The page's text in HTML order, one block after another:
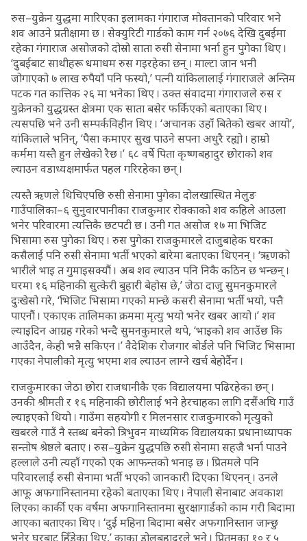
रुस–युक्रेन युद्धमा मारिएका इलामका गंगाराज मोक्तानको परिवार भने
शव आउने प्रतीक्षामा छ । सेक्युरिटी गार्डको काम गर्न २०७६ देखि दुबईमा
रहेका गंगाराज असोजको दोस्रो साता रुसी सेनामा भर्ना हुन पुगेका थिए ।
‘दुबईबाट साथीहरू धमाधम रुस गइरहेका छन् । माल्टा जान भनी
जोगाएको ७ लाख रुपैयाँ पनि फस्यो,’ पत्नी यांकिलालाई गंगाराजले अन्तिम
पटक गत कात्तिक २६ मा भनेका थिए । उक्त संवादमा गंगाराजले रुस र
युक्रेनको युद्धग्रस्त क्षेत्रमा एक साता बसेर फर्किएको बताएका थिए ।
त्यसपछि भने उनी सम्पर्कविहीन थिए । ‘अचानक उहाँ बितेको खबर आयो’,
यांकिलाले भनिन्, ‘पैसा कमाएर सुख पाउने सपना अधुरै रह्यो । हाम्रो
कर्ममा यस्तै हुन लेखेको रैछ ।’ ६८ वर्षे पिता कृष्णबहादुर छोराको शव
ल्याउन वडाध्यक्षमार्फत पहल गरिरहेका छन् ।
त्यस्तै ऋणले थिचिएपछि रुसी सेनामा पुगेका दोलखास्थित मेलुङ
गाउँपालिका–६ सुनुवारपानीका राजकुमार रोक्काको शव कहिले आउला
भनेर परिवारमा त्यत्तिकै छटपटी छ । उनी गत असोज १७ मा भिजिट
भिसामा रुस पुगेका थिए । रुस पुगेका राजकुमारले दाजुबाहेक घरका
कसैलाई पनि रुसी सेनामा भर्ती भएको बारेमा बताएका थिएनन् । ‘ऋणको
भारीले भाइ त गुमाइसक्यौं । अब शव ल्याउन पनि निकै कठिन छ भन्छन् ।
घरमा १६ महिनाकी सुत्केरी बुहारी बेहोस छे,’ जेठा दाजु सुमनकुमारले
दुःखेसो गरे, ‘भिजिट भिसामा गएको मान्छे कसरी सेनामा भर्ती भयो, पत्तै
पाएनौं । एकाएक तालिमका क्रममा मृत्यु भयो भनेर खबर आयो ।’ शव
ल्याइदिन आग्रह गरेको भन्दै सुमनकुमारले थपे, ‘भाइको शव आउँछ कि
आउँदैन, केही भन्नै सकिएन ।’ वैदेशिक रोजगार बोर्डले पनि भिजिट भिसामा
गएका नेपालीको मृत्यु भएमा शव ल्याउन लाग्ने खर्च बेहोर्दैन ।
राजकुमारका जेठा छोरा राजधानीकै एक विद्यालयमा पढिरहेका छन् ।
उनकी श्रीमती र १६ महिनाकी छोरीलाई भने हेरचाहका लागि दसैंअघि गाउँ
ल्याइएको थियो । गाउँमा सहयोगी र मिलनसार राजकुमारको मृत्युको
खबरले गाउँ नै स्तब्ध बनेको त्रिभुवन माध्यमिक विद्यालयका प्रधानाध्यापक
सन्तोष श्रेष्ठले बताए । रुस–युक्रेन युद्धपछि रुसी सेनामा सहजै भर्ना पाउने
हल्लाले उनी त्यहाँ गएको एक आफन्तको भनाइ छ । प्रितमले पनि
परिवारलाई रुसी सेनामा भर्ती भएको जानकारी दिएका थिएनन् । उनले
आफू अफगानिस्तानमा रहेको बताएका थिए । नेपाली सेनाबाट अवकाश
लिएका कार्की एक वर्षमा अफगानिस्तानमा सुरक्षागार्डको काम गरी बिदामा
आएका बताएका थिए । ‘दुई महिना बिदामा बसेर अफगानिस्तान जान्छु
भनेर घरबाट हिँडेका थिए,’ काका डोलबहादुरले भने । प्रितमका १० र ५